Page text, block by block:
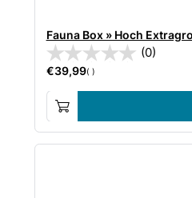
Fauna Box » Hoch
(0)
€39,99( )